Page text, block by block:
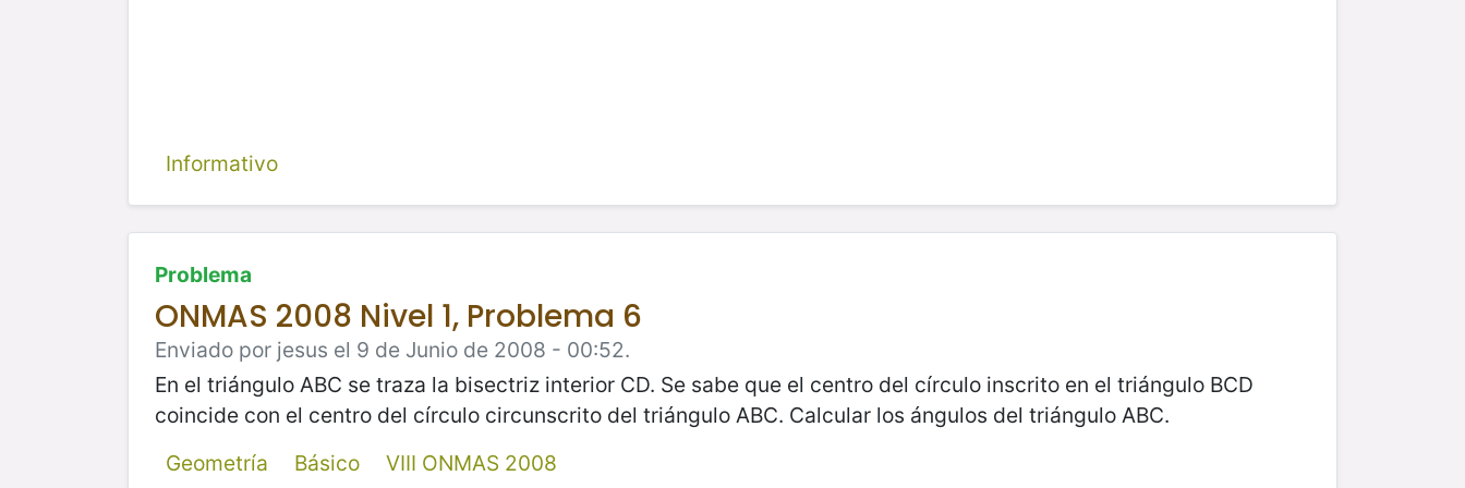
Informativo
Problema
ONMAS 2008 Nivel 1, Problema 6
Enviado por jesus el 9 de Junio de 2008 - 00:52.
En el triángulo ABC se traza la bisectriz interior CD. Se sabe que el centro del círculo inscrito en el triángulo BCD
coincide con el centro del círculo circunscrito del triángulo ABC. Calcular los ángulos del triángulo ABC.
Geometría
Básico VIII ONMAS 2008